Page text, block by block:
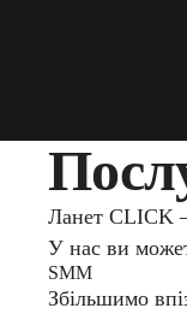
Ланет CLICK
У нас ви
SMM
Збільшимо